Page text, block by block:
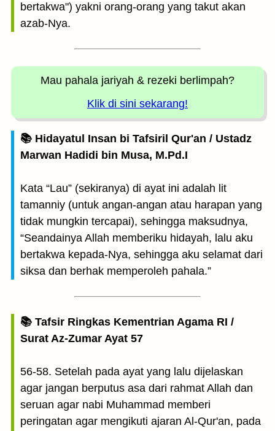
bertakwa") yakni orang-orang yang takut akan
azab-Nya.
Mau pahala jariyah & rezeki berlimpah?
Klik di sini sekarang!
📚 Hidayatul Insan bi Tafsiril Qur'an / Ustadz
Marwan Hadidi bin Musa, M.Pd.I
Kata “Lau” (sekiranya) di ayat ini adalah lit
tamanniy (untuk angan-angan atau harapan yang
tidak mungkin tercapai), sehingga maksudnya,
“Seandainya Allah memberiku hidayah, lalu aku
bertakwa kepada-Nya, sehingga aku selamat dari
siksa dan berhak memperoleh pahala.”
📚 Tafsir Ringkas Kementrian Agama RI /
Surat Az-Zumar Ayat 57
56-58. Setelah pada ayat yang lalu dijelaskan
agar jangan berputus asa dari rahmat Allah dan
seruan agar nabi Muhammad memberi
peringatan agar mengikuti ajaran Al-Qur'an, pada